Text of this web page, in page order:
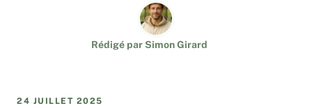
Rédigé parSimon Girard
24 JUILLET 2025